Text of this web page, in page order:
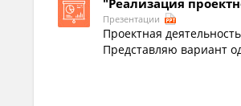
"Реализация
Презентации
Проектная
Представляю вариант